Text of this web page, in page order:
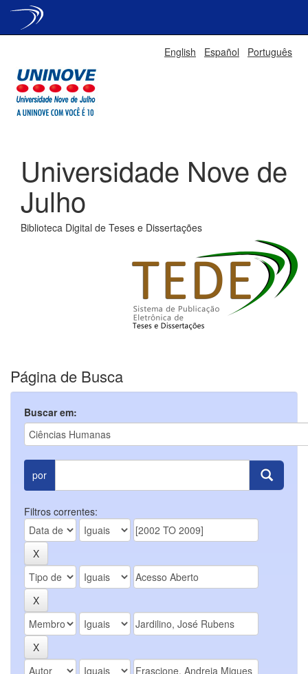
English Español Português
Universidade Nove de
Julho
Biblioteca Digital de Teses e Dissertações
Página de Busca
Buscar em:
por
Filtros correntes: